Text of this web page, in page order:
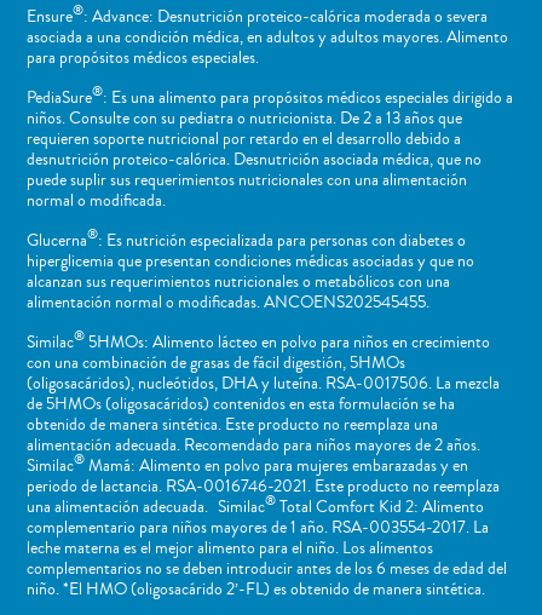
Ensure®: Advance: Desnutrición proteico-calórica moderada o severa
asociada a una condición médica, en adultos y adultos mayores. Alimento
para propósitos médicos especiales.
PediaSure®: Es una alimento para propósitos médicos especiales dirigido a
niños​. Consulte con su pediatra o nutricionista. De 2 a 13 años que
requieren soporte nutricional por retardo en el desarrollo debido a
desnutrición proteico-calórica. Desnutrición asociada médica, que no
puede suplir sus requerimientos nutricionales con una alimentación
normal o ​modificada.
Glucerna®: Es nutrición especializada para personas con diabetes o
hiperglicemia que presentan condiciones médicas asociadas y que no
alcanzan sus requerimientos nutricionales o metabólicos con una
alimentación normal o modificadas. ANCOENS202545455.
Similac®5HMOs: Alimento lácteo en polvo para niños en crecimiento
con una combinación de grasas de fácil digestión, 5HMOs
(oligosacáridos), nucleótidos, DHA y luteína. RSA-0017506. La mezcla
de 5HMOs (oligosacáridos) contenidos en esta formulación se ha
obtenido de manera sintética. Este producto no reemplaza una
alimentación adecuada. Recomendado para niños mayores de 2 años.
Similac®Mamá: Alimento en polvo para mujeres embarazadas y en
periodo de lactancia. RSA-0016746-2021. Este producto no reemplaza
una alimentación adecuada. Similac®Total Comfort Kid 2: Alimento
complementario para niños mayores de 1 año. RSA-003554-2017. La
leche materna es el mejor alimento para el niño. Los alimentos
complementarios no se deben introducir antes de los 6 meses de edad del
niño. *El HMO (oligosacárido 2’-FL) es obtenido de manera sintética.